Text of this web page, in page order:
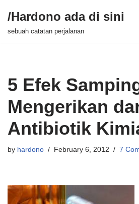
Skip
/Hardono ada di sini
sebuah catatan perjalanan
5 Efek
Mengerikan
Antibiotik
by hardono February 6, 2012 7